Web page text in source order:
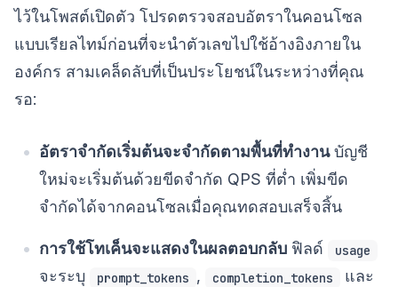
ไว้ในโพสต์เปิดตัว โปรดตรวจสอบอัตราในคอนโซล
แบบเรียลไทม์ก่อนที่จะนำตัวเลขไปใช้อ้างอิงภายใน
องค์กร สามเคล็ดลับที่เป็นประโยชน์ในระหว่างที่คุณ
รอ:
อัตราจำกัดเริ่มต้นจะจำกัดตามพื้นที่ทำงานบัญชี
ใหม่จะเริ่มต้นด้วยขีดจำกัด QPS ที่ต่ำ เพิ่มขีด
จำกัดได้จากคอนโซลเมื่อคุณทดสอบเสร็จสิ้น
การใช้โทเค็นจะแสดงในผลตอบกลับ ฟิลด์ usage
จะระบุ prompt_tokens , completion_tokens และ